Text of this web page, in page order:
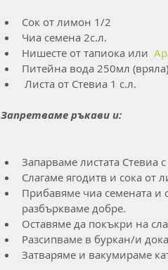
Сок от лимон 1/2
Чиа семена 2с.л.
Нишесте от тапиока или
Питейна вода 250мл (вряла)
Листа от Стевиа 1 с.л.
Запретваме ръкави и:
Запарваме листата Стевиа
Слагаме ягодитв и сока от
Прибавяме чиа семената и
разбъркваме добре.
Оставяме да покъкри на
Разсипваме в буркан/и
Затваряме и вакумираме